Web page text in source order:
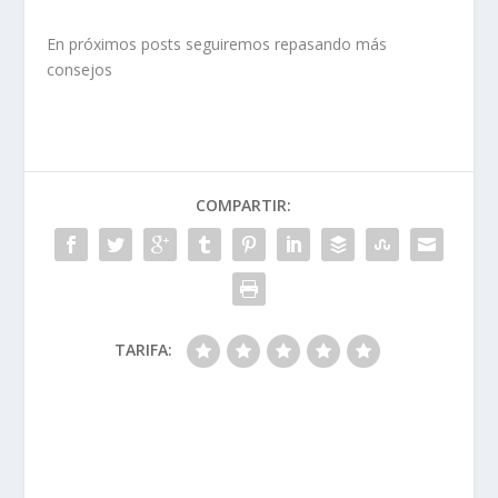
En próximos posts seguiremos repasando más
consejos
COMPARTIR:
TARIFA: